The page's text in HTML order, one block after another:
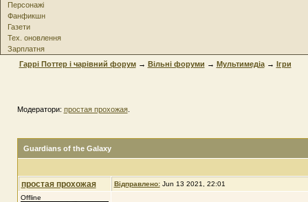
Персонажі
Фанфикшн
Газети
Тех. оновлення
Зарплатня
Гаррі Поттер і чарівний форум→ Вільні форуми → Мультимедіа→ Ігри
Модератори: простая прохожая.
Guardians of the Galaxy
простая прохожая Відправлено: Jun 13 2021, 22:01
Offline